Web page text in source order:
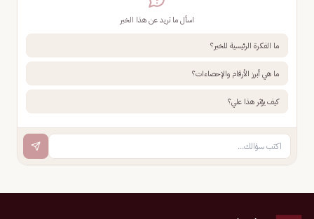
اسأل ما تريد عن هذا الخبر
ما الفكرة الرئيسية للخبر؟
ما هي أبرز الأرقام والإحصاءات؟
كيف يؤثر هذا علي؟